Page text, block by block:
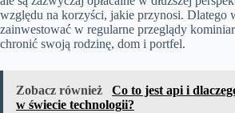
względu na korzyści, jakie przynosi. Dlatego
zainwestować w regularne przeglądy
chronić swoją rodzinę, dom i portfel.
Zobacz również
Co to jest api i
w świecie technologii?